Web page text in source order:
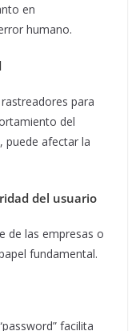
en
humano.
para
del
puede afectar la
del usuario
de las empresas o
fundamental.
facilita